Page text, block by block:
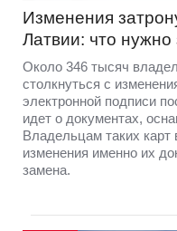
Изменения
Латвии: что нужно
Около 346 тысяч
столкнуться с
электронной подписи
идет о документах,
Владельцам таких карт
изменения именно их
замена.